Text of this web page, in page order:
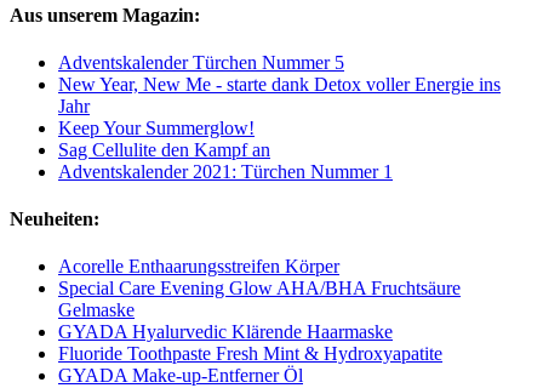
Aus unserem Magazin:
Adventskalender Türchen Nummer 5
New Year, New Me - starte dank Detox voller Energie ins
Jahr
Keep Your Summerglow!
Sag Cellulite den Kampf an
Adventskalender 2021: Türchen Nummer 1
Neuheiten:
Acorelle Enthaarungsstreifen Körper
Special Care Evening Glow AHA/BHA Fruchtsäure
Gelmaske
GYADA Hyalurvedic Klärende Haarmaske
Fluoride Toothpaste Fresh Mint & Hydroxyapatite
GYADA Make-up-Entferner Öl